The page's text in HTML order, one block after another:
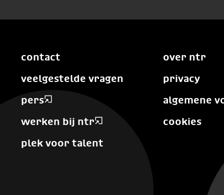
contact
veelgestelde vragen
pers
werken bij ntr
plek voor talent
over ntr
privacy
algemene
cookies